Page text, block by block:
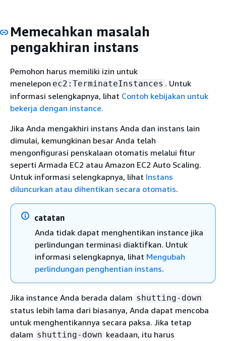
Memecahkan masalah
pengakhiran instans
Pemohon harus memiliki izin untuk
menelepon ec2:TerminateInstances . Untuk
informasi selengkapnya, lihat Contoh kebijakan untuk
bekerja dengan instance.
Jika Anda mengakhiri instans Anda dan instans lain
dimulai, kemungkinan besar Anda telah
mengonfigurasi penskalaan otomatis melalui fitur
seperti Armada EC2 atau Amazon EC2 Auto Scaling.
Untuk informasi selengkapnya, lihat Instans
diluncurkan atau dihentikan secara otomatis.
catatan
Anda tidak dapat menghentikan instance jika
perlindungan terminasi diaktifkan. Untuk
informasi selengkapnya, lihat Mengubah
perlindungan penghentian instans.
Jika instance Anda berada dalam shutting-down
status lebih lama dari biasanya, Anda dapat mencoba
untuk menghentikannya secara paksa. Jika tetap
dalam shutting-down keadaan, itu harus